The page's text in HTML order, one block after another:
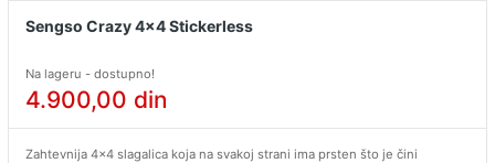
Sengso Crazy 4x4 Stickerless
Na lageru - dostupno!
4.900,00 din
Zahtevnija 4x4 slagalica koja na svakoj strani ima prsten što je čini